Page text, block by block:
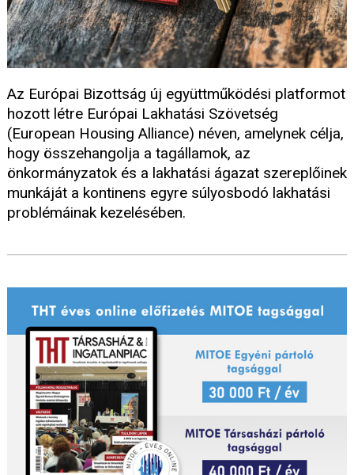
Az Európai Bizottság új együttműködési platformot
hozott létre Európai Lakhatási Szövetség
(European Housing Alliance) néven, amelynek célja,
hogy összehangolja a tagállamok, az
önkormányzatok és a lakhatási ágazat szereplőinek
munkáját a kontinens egyre súlyosbodó lakhatási
problémáinak kezelésében.